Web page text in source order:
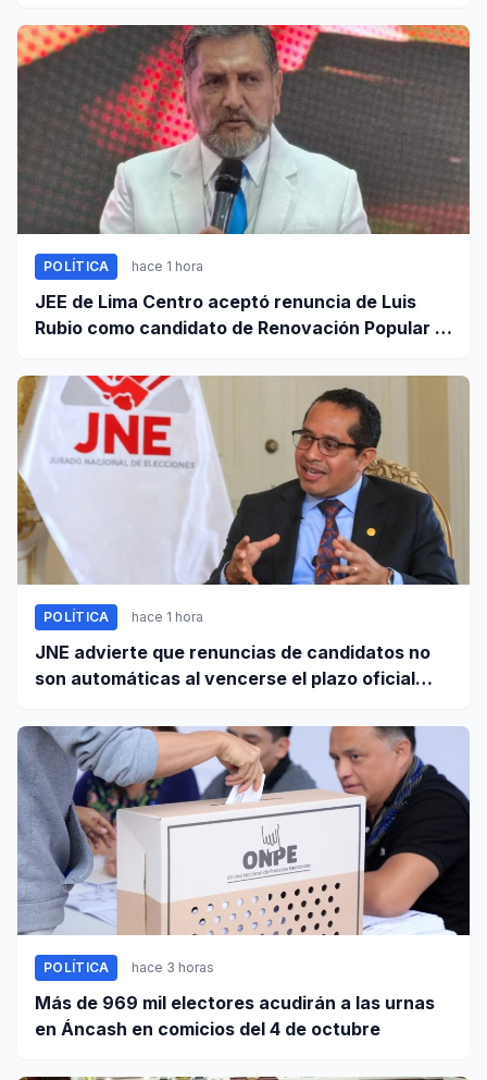
POLÍTICA hace 1 hora
JEE de Lima Centro aceptó renuncia de Luis
Rubio como candidato de Renovación Popular a
POLÍTICA hace 1 hora
JNE advierte que renuncias de candidatos no
son automáticas al vencerse el plazo oficial
POLÍTICA hace 3 horas
Más de 969 mil electores acudirán a las urnas
en Áncash en comicios del 4 de octubre